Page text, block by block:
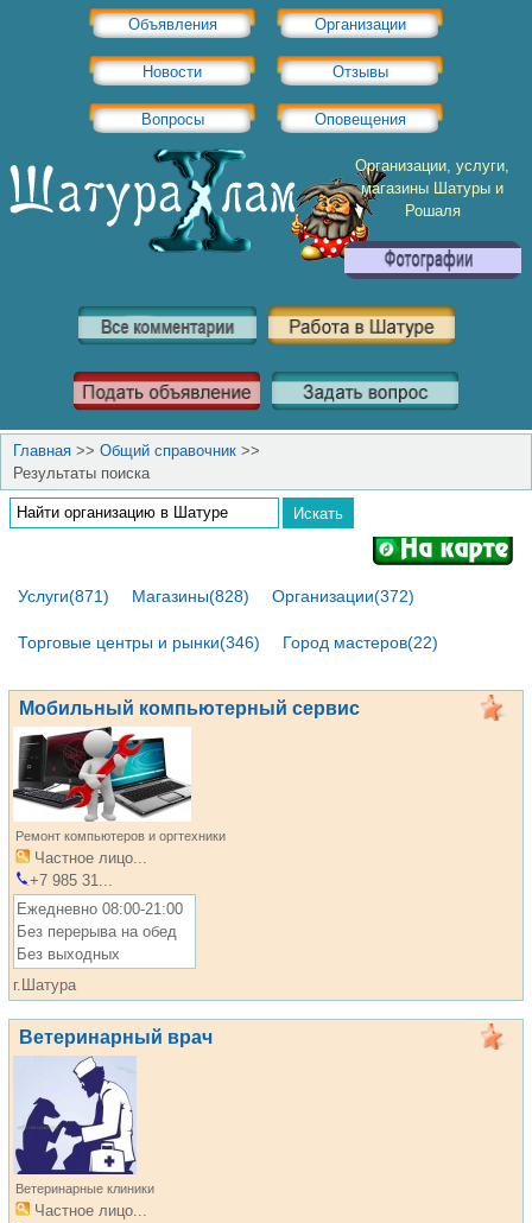
Объявления Организации
Новости Отзывы
Вопросы Оповещения
Организации, услуги,
магазины Шатуры и
Рошаля
Главная >> Общий справочник >>
Результаты поиска
Услуги(871) Магазины(828) Организации(372)
Торговые центры и рынки(346) Город мастеров(22)
Мобильный компьютерный сервис
Ремонт компьютеров и оргтехники
Частное лицо...
+7 985 31...
Ежедневно 08:00-21:00
Без перерыва на обед
Без выходных
г.Шатура
Ветеринарный врач
Ветеринарные клиники
Частное лицо...